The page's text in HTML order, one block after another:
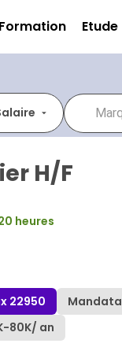
Formation Etude
H/F
heures
22950
-80K/ an